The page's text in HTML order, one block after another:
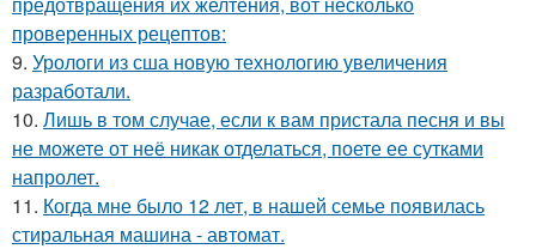
проверенных рецептов:
9. Урологи из сша новую технологию увеличения
разработали.
10. Лишь в том случае, если к вам пристала песня и вы
не можете от неё никак отделаться, поете ее сутками
напролет.
11. Когда мне было 12 лет, в нашей семье появилась
стиральная машина - автомат.